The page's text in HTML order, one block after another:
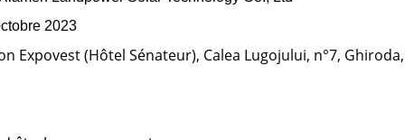
2023
Expovest (Hôtel Sénateur), Calea Lugojului, n°7,